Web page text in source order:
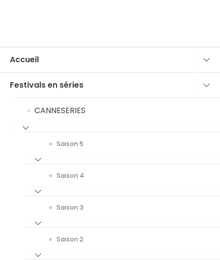
Accueil
Festivals en séries
CANNESERIES
Saison 5
Saison 4
Saison 3
Saison 2